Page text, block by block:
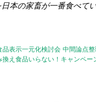
本の家畜が一番食べてい
品表示一元化検討会 中間論点
え食品いらない！キャンペー